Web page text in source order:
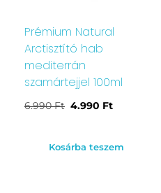
Prémium Natural
Arctisztító hab
mediterrán
szamártejjel 100ml
6.990Ft 4.990 Ft
Kosárba teszem